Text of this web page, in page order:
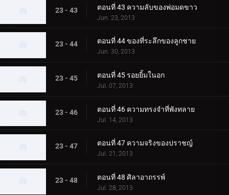
23 - 43 ตอนที่ 43 ความลับของพ่อมดขาว
Jun. 23, 2013
23 - 44 ตอนที่ 44 ของที่ระลึกของลูกชาย
Jun. 30, 2013
23 - 45 ตอนที่ 45 รอยยิ้มในอก
Jul. 07, 2013
23 - 46 ตอนที่ 46 ความทรงจำที่พังทลาย
Jul. 14, 2013
23 - 47 ตอนที่ 47 ความจริงของปราชญ์
Jul. 21, 2013
23 - 48 ตอนที่ 48 ศิลาอาถรรพ์
Jul. 28, 2013